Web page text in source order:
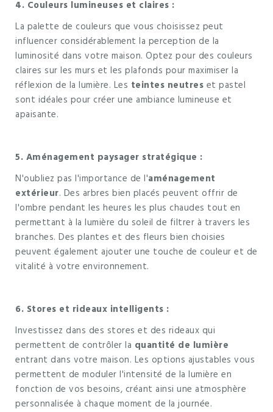
4. Couleurs lumineuses et claires :
La palette de couleurs que vous choisissez peut
influencer considérablement la perception de la
luminosité dans votre maison. Optez pour des couleurs
claires sur les murs et les plafonds pour maximiser la
réflexion de la lumière. Les teintes neutres et pastel
sont idéales pour créer une ambiance lumineuse et
apaisante.
5. Aménagement paysager stratégique :
N'oubliez pas l'importance de l'aménagement
extérieur. Des arbres bien placés peuvent offrir de
l'ombre pendant les heures les plus chaudes tout en
permettant à la lumière du soleil de filtrer à travers les
branches. Des plantes et des fleurs bien choisies
peuvent également ajouter une touche de couleur et de
vitalité à votre environnement.
6. Stores et rideaux intelligents :
Investissez dans des stores et des rideaux qui
permettent de contrôler la quantité de lumière
entrant dans votre maison. Les options ajustables vous
permettent de moduler l'intensité de la lumière en
fonction de vos besoins, créant ainsi une atmosphère
personnalisée à chaque moment de la journée.